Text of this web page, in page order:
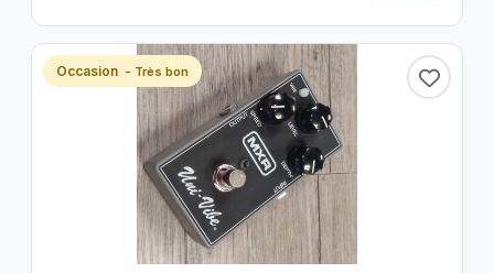
Occasion - Très bon